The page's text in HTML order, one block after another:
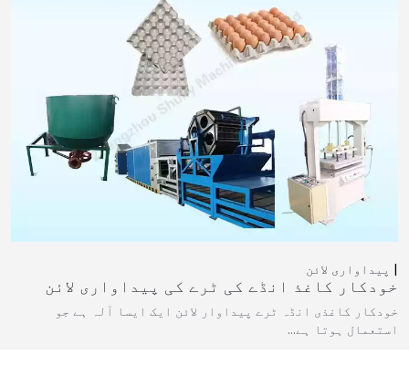
پیداواری لائن
خودکار کاغذ انڈے کی ٹرے کی پیداواری لائن
خودکار کاغذی انڈہ ٹرے پیداوار لائن ایک ایسا آلہ ہے جو
استعمال ہوتا ہے…